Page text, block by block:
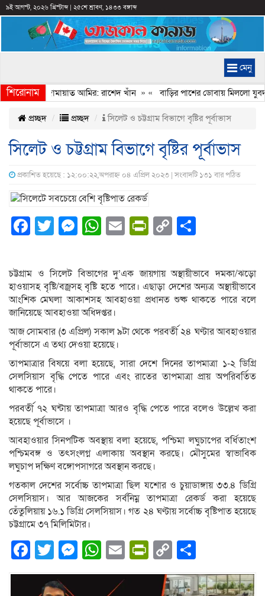
৯ই আগস্ট, ২০২৬ খ্রিস্টাব্দ| ২৫শে শ্রাবণ, ১৪৩৩ বঙ্গাব্দ
মেনু
শিরোনাম
করেন জামায়াত আমির: রাশেদ খাঁন» «বাড়ির পাশের ডোবায় মিললো
প্রচ্ছদ প্রচ্ছদ সিলেট ও চট্টগ্রাম বিভাগে বৃষ্টির পূর্বাভাস
সিলেট ও চট্টগ্রাম বিভাগে বৃষ্টির পূর্বাভাস
প্রকাশিত হয়েছে : ১২:০০:২২,অপরাহ্ন ০৪ এপ্রিল ২০২৩ | সংবাদটি ১৩১ বার পঠিত
Facebook
Twitter
Messenger
WhatsApp
EmailPrintFriendly
Copy
চট্টগ্রাম ও সিলেট বিভাগের দু’এক জায়গায় অস্থায়ীভাবে দমকা/ঝড়ো
হাওয়াসহ বৃষ্টি/বজ্রসহ বৃষ্টি হতে পারে। এছাড়া দেশের অন্যত্র অস্থায়ীভাবে
আংশিক মেঘলা আকাশসহ আবহাওয়া প্রধানত শুষ্ক থাকতে পারে বলে
জানিয়েছে আবহাওয়া অধিদপ্তর।
আজ সোমবার (৩ এপ্রিল) সকাল ৯টা থেকে পরবর্তী ২৪ ঘণ্টার আবহাওয়ার
পূর্বাভাসে এ তথ্য দেওয়া হয়েছে।
তাপমাত্রার বিষয়ে বলা হয়েছে, সারা দেশে দিনের তাপমাত্রা ১-২ ডিগ্রি
সেলসিয়াস বৃদ্ধি পেতে পারে এবং রাতের তাপমাত্রা প্রায় অপরিবর্তিত
থাকতে পারে।
পরবর্তী ৭২ ঘন্টায় তাপমাত্রা আরও বৃদ্ধি পেতে পারে বলেও উল্লেখ করা
হয়েছে পূর্বাভাসে ।
আবহাওয়ার সিনপটিক অবস্থায় বলা হয়েছে, পশ্চিমা লঘুচাপের বর্ধিতাংশ
পশ্চিমবঙ্গ ও তৎসংলগ্ন এলাকায় অবস্থান করছে। মৌসুমের স্বাভাবিক
লঘুচাপ দক্ষিণ বঙ্গোপসাগরে অবস্থান করছে।
গতকাল দেশের সর্বোচ্চ তাপমাত্রা ছিল যশোর ও চুয়াডাঙ্গায় ৩৩.৪ ডিগ্রি
সেলসিয়াস। আর আজকের সর্বনিম্ন তাপমাত্রা রেকর্ড করা হয়েছে
তেঁতুলিয়ায় ১৬.১ ডিগ্রি সেলসিয়াস। গত ২৪ ঘণ্টায় সর্বোচ্চ বৃষ্টিপাত হয়েছে
চট্টগ্রামে ৩৭ মিলিমিটার।
Facebook
Twitter
Messenger
WhatsApp
EmailPrintFriendly
Copy
Link